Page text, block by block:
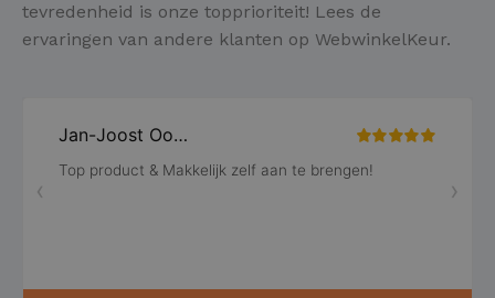
tevredenheid is onze topprioriteit! Lees de
ervaringen van andere klanten op WebwinkelKeur.